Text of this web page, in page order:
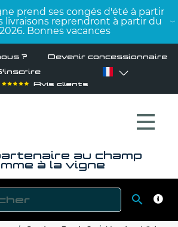
prend ses congés d'été à partir
livraisons reprendront à partir du
Bonnes vacances
? Devenir concessionnaire
Avis clients
au champ
à la vigne
